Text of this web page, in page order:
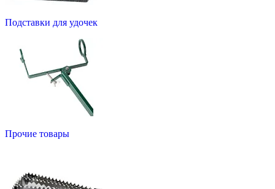
Подставки для удочек
Прочие товары